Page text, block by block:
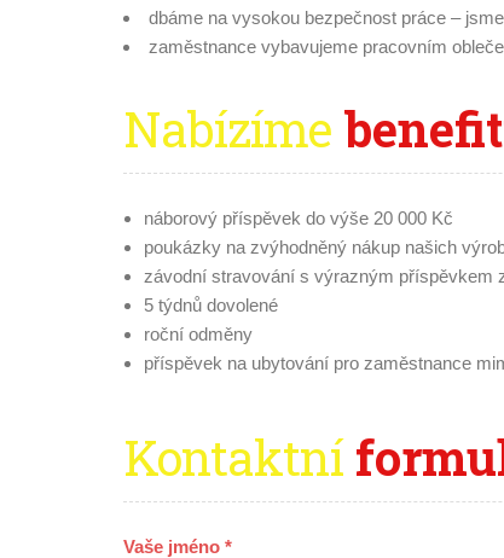
dbáme na vysokou bezpečnost práce –
zaměstnance vybavujeme pracovním
Nabízíme
náborový příspěvek do výše 20 000 Kč
poukázky na zvýhodněný nákup našich
závodní stravování s výrazným příspěvkem
5 týdnů dovolené
roční odměny
příspěvek na ubytování pro zaměstnance
Kontaktní
Vaše jméno *